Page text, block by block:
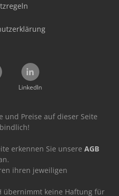
LinkedIn
und Preise auf dieser Seite
erkennen Sie unsere AGB
ihren jeweiligen
übernimmt keine Haftung für